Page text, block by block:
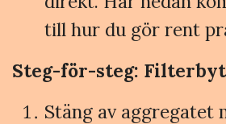
till hur du gör rent
Steg-för-steg:
Stäng av aggregatet